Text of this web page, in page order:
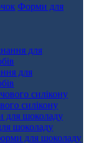
Форми для
для
силікону
шоколаду